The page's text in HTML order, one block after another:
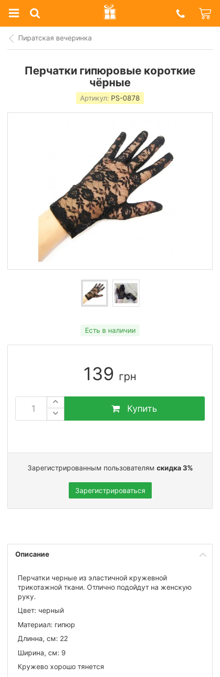
Prazdnik
Shop
Пиратская вечеринка
Перчатки гипюровые короткие
чёрные
Артикул: PS-0878
Есть в наличии
139 грн
Купить
Зарегистрированным пользователям скидка 3%
Зарегистрироваться
Описание
Перчатки черные из эластичной кружевной
трикотажной ткани. Отлично подойдут на женскую
руку.
Цвет: черный
Материал: гипюр
Длинна, см: 22
Ширина, см: 9
Кружево хорошо тянется